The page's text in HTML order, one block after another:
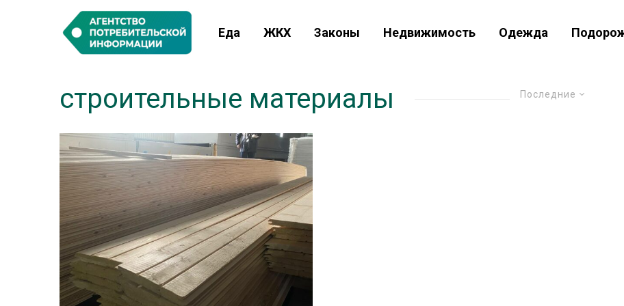
Еда ЖКХ Законы Недвижимость Одежда
Последние
строительные материалы